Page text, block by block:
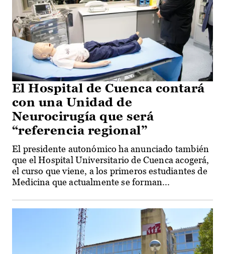
El Hospital de Cuenca contará
con una Unidad de
Neurocirugía que será
“referencia regional”
El presidente autonómico ha anunciado también
que el Hospital Universitario de Cuenca acogerá,
el curso que viene, a los primeros estudiantes de
Medicina que actualmente se forman...